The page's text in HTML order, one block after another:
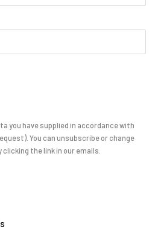
you have supplied in accordance with
You can unsubscribe or change
the link in our emails.